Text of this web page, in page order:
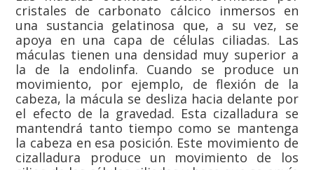
cristales de carbonato cálcico inmersos en
una sustancia gelatinosa que, a su vez, se
apoya en una capa de células ciliadas. Las
máculas tienen una densidad muy superior a
la de la endolinfa. Cuando se produce un
movimiento, por ejemplo, de flexión de la
cabeza, la mácula se desliza hacia delante por
el efecto de la gravedad. Esta cizalladura se
mantendrá tanto tiempo como se mantenga
la cabeza en esa posición. Este movimiento de
cizalladura produce un movimiento de los